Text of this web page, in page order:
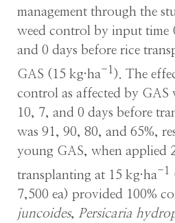
management through the
weed control by input time
and 0 days before rice
GAS (15 kg·ha-1 ). The
control as affected by GAS
10, 7, and 0 days before
was 91, 90, 80, and 65%,
young GAS, when applied
transplanting at 15 kg·ha-1
7,500 ea) provided 100%
juncoides, Persicaria